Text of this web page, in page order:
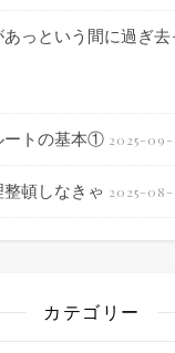
っという間に過ぎ去
ートの基本① 2025-
頓しなきゃ 2025-
カテゴリー